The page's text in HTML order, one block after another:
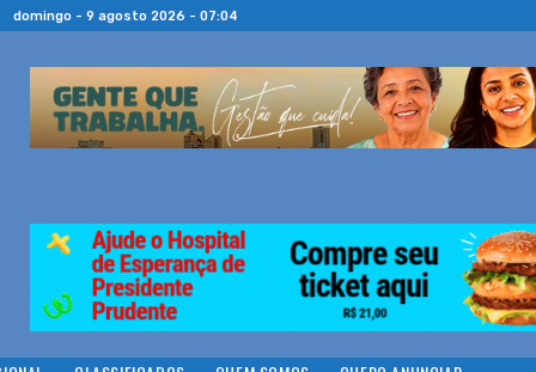
domingo - 9 agosto 2026 - 07:04